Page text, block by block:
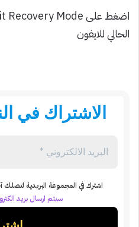
الحالي للايفون
الاشتراك في
اشترك في المجموعة البريدية لتصلك
سيتم ارسال بريد